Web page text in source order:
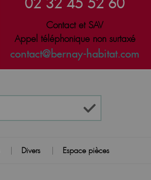
Contact et SAV
Appel téléphonique non surtaxé
contact@bernay-habitat.com
Divers Espace pièces